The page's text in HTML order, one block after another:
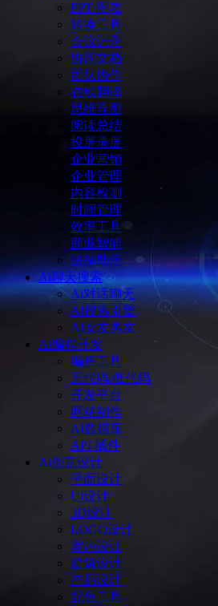
PPT/图表
转换工具
会议记录
协同文档
团队协作
在线翻译
思维导图
阅读总结
投屏录屏
企业营销
企业管理
内容检测
时间管理
效率工具
商业智能
法律助手
Ai聊天搜索
Ai对话聊天
AI搜索引擎
AI女友男友
Ai编程开发
编程工具
无代码/低代码
开发平台
网站制作
AI数据库
API 插件
Ai创意设计
平面设计
Ui设计
3D设计
LOGO设计
室内设计
建筑设计
产品设计
配色工具